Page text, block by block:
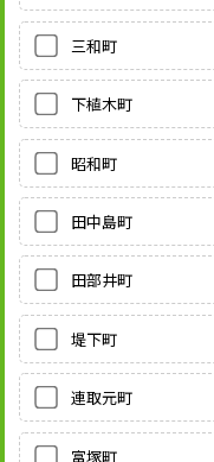
三和町
下植木町
昭和町
田中島町
田部井町
堤下町
連取元町
富塚町